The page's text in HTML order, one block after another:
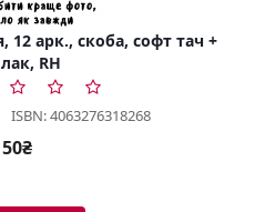
арк., скоба, софт тач +
RH
ISBN: 4063276318268
50₴